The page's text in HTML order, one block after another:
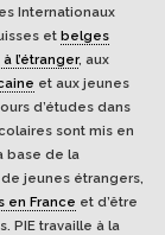
Internationaux
et belges
l’étranger, aux
et aux jeunes
d’études dans
sont mis en
base de la
jeunes étrangers,
en France et d’être
PIE travaille à la